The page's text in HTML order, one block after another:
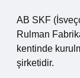
AB SKF
Rulman
kentinde
şirketidir.